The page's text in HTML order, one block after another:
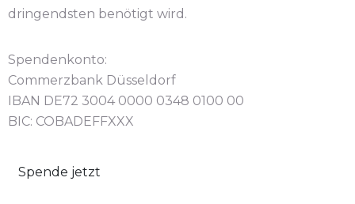
dringendsten benötigt wird.
Spendenkonto:
Commerzbank Düsseldorf
IBAN DE72 3004 0000 0348 0100 00
BIC: COBADEFFXXX
Spende jetzt